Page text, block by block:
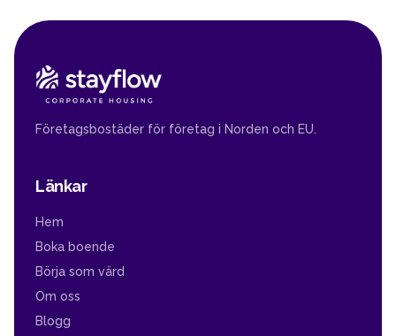
Företagsbostäder för företag i Norden och EU.
Länkar
Hem
Boka boende
Börja som värd
Om oss
Blogg